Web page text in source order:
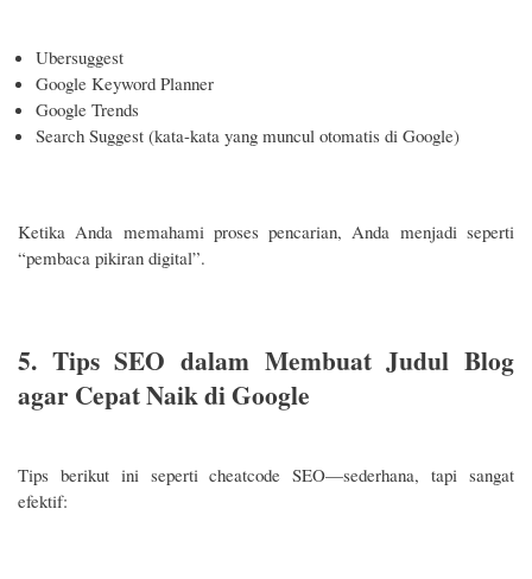
Ubersuggest
Google Keyword Planner
Google Trends
Search Suggest (kata-kata yang muncul otomatis di Google)
Ketika Anda memahami proses pencarian, Anda menjadi seperti
“pembaca pikiran digital”.
5. Tips SEO dalam Membuat Judul Blog
agar Cepat Naik di Google
Tips berikut ini seperti cheatcode SEO—sederhana, tapi sangat
efektif: